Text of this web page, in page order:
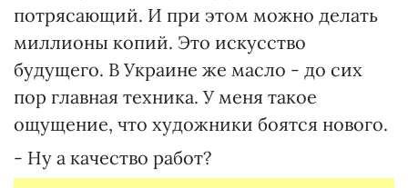
потрясающий. И при этом можно делать
миллионы копий. Это искусство
будущего. В Украине же масло - до сих
пор главная техника. У меня такое
ощущение, что художники боятся нового.
- Ну а качество работ?